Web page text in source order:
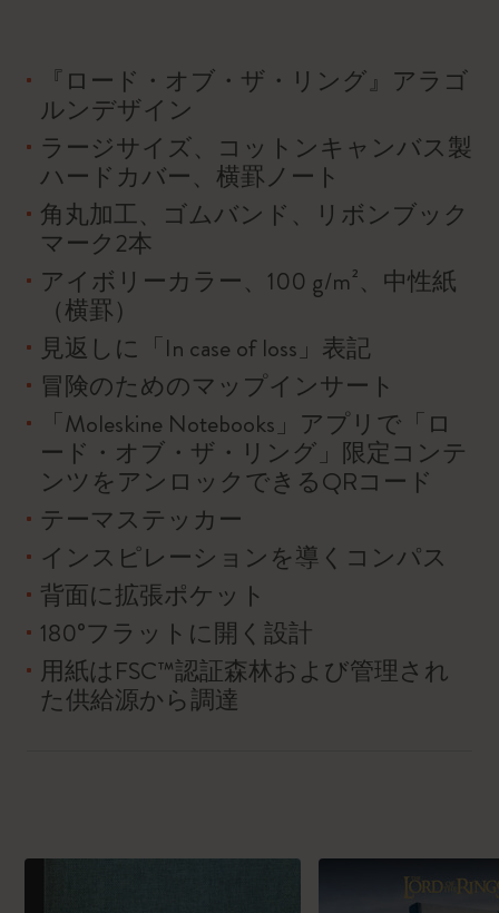
『ロード・オブ・ザ・リング』アラゴ
ルンデザイン
ラージサイズ、コットンキャンバス製
ハードカバー、横罫ノート
角丸加工、ゴムバンド、リボンブック
マーク2本
アイボリーカラー、100 g/m²、中性紙
（横罫）
見返しに「In case of loss」表記
冒険のためのマップインサート
「Moleskine Notebooks」アプリで「ロ
ード・オブ・ザ・リング」限定コンテ
ンツをアンロックできるQRコード
テーマステッカー
インスピレーションを導くコンパス
背面に拡張ポケット
180°フラットに開く設計
用紙はFSC™認証森林および管理され
た供給源から調達